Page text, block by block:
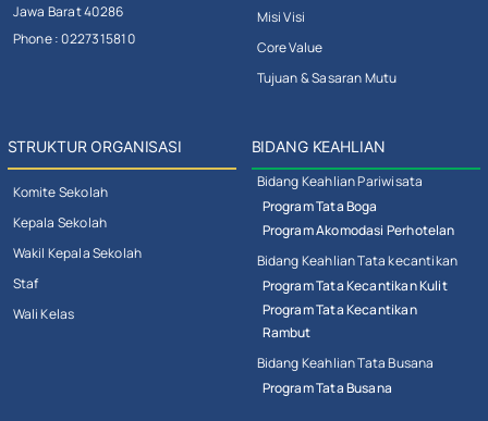
Jawa Barat 40286
Phone : 0227315810
Misi Visi
Core Value
Tujuan & Sasaran Mutu
STRUKTUR ORGANISASI
Komite Sekolah
Kepala Sekolah
Wakil Kepala Sekolah
Staf
Wali Kelas
BIDANG KEAHLIAN
Bidang Keahlian Pariwisata
Program Tata Boga
Program Akomodasi Perhotelan
Bidang Keahlian Tata kecantikan
Program Tata Kecantikan Kulit
Program Tata Kecantikan
Rambut
Bidang Keahlian Tata Busana
Program Tata Busana